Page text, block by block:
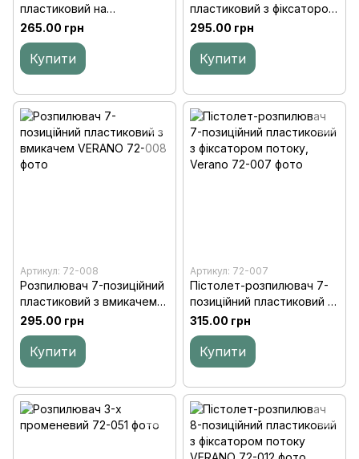
пластиковий на
стрижні,Verano
265.00 грн
Купити
пластиковий з фіксатором
потоку VERANO
295.00 грн
Купити
Артикул: 72-008
Розпилювач 7-позиційний
пластиковий з вмикачем
VERANO
295.00 грн
Купити
Артикул: 72-007
Пістолет-розпилювач 7-
позиційний пластиковий з
фіксатором потоку,
Verano
315.00 грн
Купити